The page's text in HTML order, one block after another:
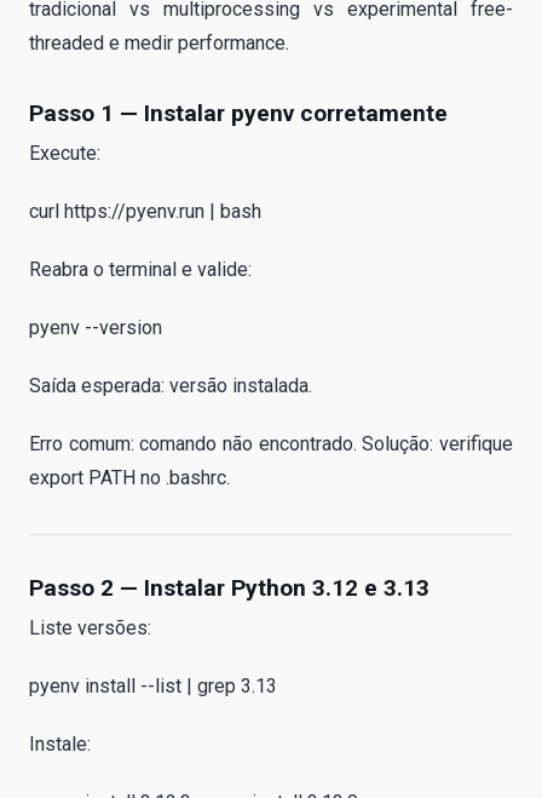
tradicional vs multiprocessing vs experimental free-
threaded e medir performance.
Passo 1 — Instalar pyenv corretamente
Execute:
curl https://pyenv.run | bash
Reabra o terminal e valide:
pyenv --version
Saída esperada: versão instalada.
Erro comum: comando não encontrado. Solução: verifique
export PATH no .bashrc.
Passo 2 — Instalar Python 3.12 e 3.13
Liste versões:
pyenv install --list | grep 3.13
Instale: